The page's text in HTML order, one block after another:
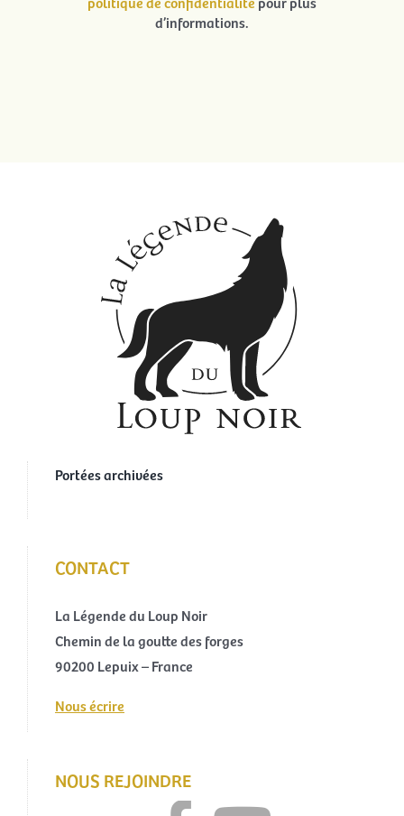
d’informations.
Portées archivées
CONTACT
La Légende du Loup Noir
Chemin de la goutte des forges
90200 Lepuix – France
Nous écrire
NOUS REJOINDRE